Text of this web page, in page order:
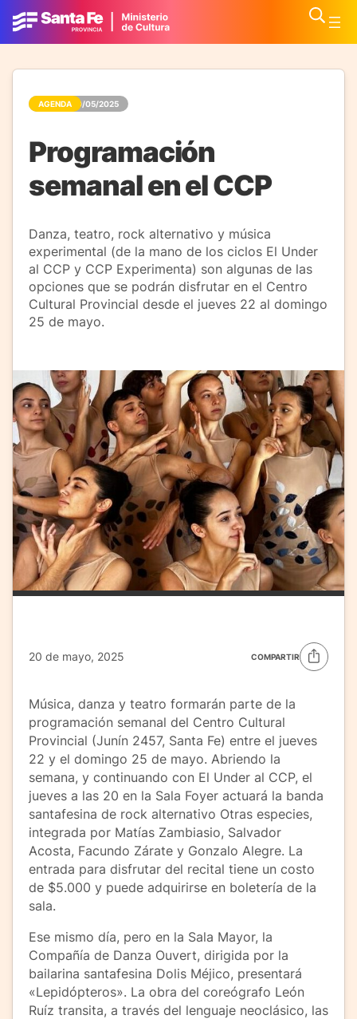
AGENDA 20/05/2025
Programación
semanal en el CCP
Danza, teatro, rock alternativo y música
experimental (de la mano de los ciclos El Under
al CCP y CCP Experimenta) son algunas de las
opciones que se podrán disfrutar en el Centro
Cultural Provincial desde el jueves 22 al domingo
25 de mayo.
20 de mayo, 2025 COMPARTIR
Música, danza y teatro formarán parte de la
programación semanal del Centro Cultural
Provincial (Junín 2457, Santa Fe) entre el jueves
22 y el domingo 25 de mayo. Abriendo la
semana, y continuando con El Under al CCP, el
jueves a las 20 en la Sala Foyer actuará la banda
santafesina de rock alternativo Otras especies,
integrada por Matías Zambiasio, Salvador
Acosta, Facundo Zárate y Gonzalo Alegre. La
entrada para disfrutar del recital tiene un costo
de $5.000 y puede adquirirse en boletería de la
sala.
Ese mismo día, pero en la Sala Mayor, la
Compañía de Danza Ouvert, dirigida por la
bailarina santafesina Dolis Méjico, presentará
«Lepidópteros». La obra del coreógrafo León
Ruíz transita, a través del lenguaje neoclásico, las